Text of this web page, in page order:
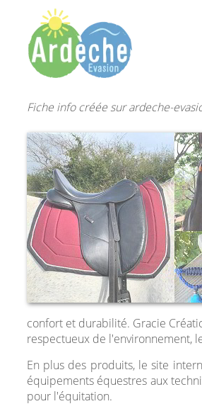
Fiche info créée sur ardeche-
confort et durabilité. Gracie
respectueux de l'environnement,
En plus des produits, le site
équipements équestres aux
pour l'équitation.